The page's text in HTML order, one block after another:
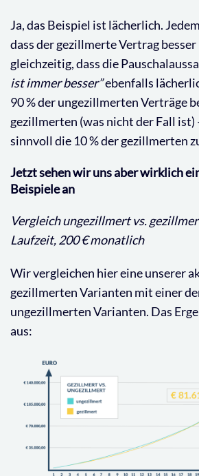
Ja, das Beispiel ist lächerlich.
dass der gezillmerte Vertrag
gleichzeitig, dass die
ist immer besser”ebenfalls
90 % der ungezillmerten Verträge
gezillmerten (was nicht der Fall ist)
sinnvoll die 10 % der gezillmerten
Jetzt sehen wir uns aber wirklich
Beispiele an
Vergleich ungezillmert vs.
Laufzeit, 200 € monatlich
Wir vergleichen hier eine unserer
gezillmerten Varianten mit einer
ungezillmerten Varianten. Das
aus: